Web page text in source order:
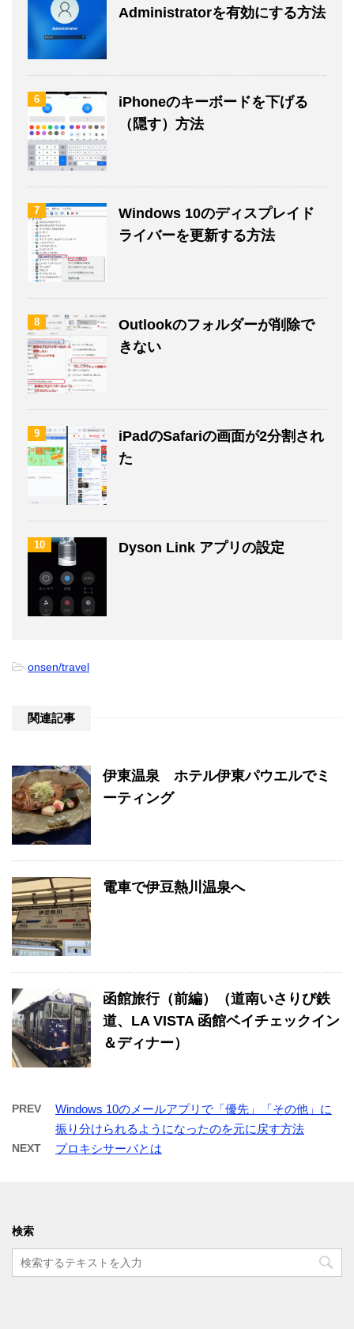
Administratorを有効にする方法
6
iPhoneのキーボードを下げる
（隠す）方法
7
Windows 10のディスプレイド
ライバーを更新する方法
8
Outlookのフォルダーが削除で
きない
9
iPadのSafariの画面が2分割され
た
10 Dyson Link アプリの設定
-onsen/travel
関連記事
伊東温泉 ホテル伊東パウエルでミ
ーティング
電車で伊豆熱川温泉へ
函館旅行（前編）（道南いさりび鉄
道、LA VISTA 函館ベイチェックイン
＆ディナー）
PREV
Windows 10のメールアプリで「優先」「その他」に
振り分けられるようになったのを元に戻す方法
NEXT プロキシサーバとは
検索